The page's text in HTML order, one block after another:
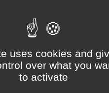
uses cookies and
over what you
to activate